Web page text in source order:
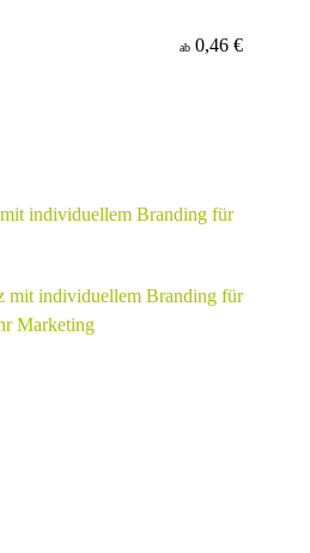
ab 0,46 €
individuellem Branding für